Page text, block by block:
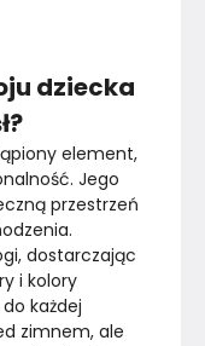
dziecka
element,
Jego
przestrzeń
dostarczając
i kolory
każdej
zimnem, ale